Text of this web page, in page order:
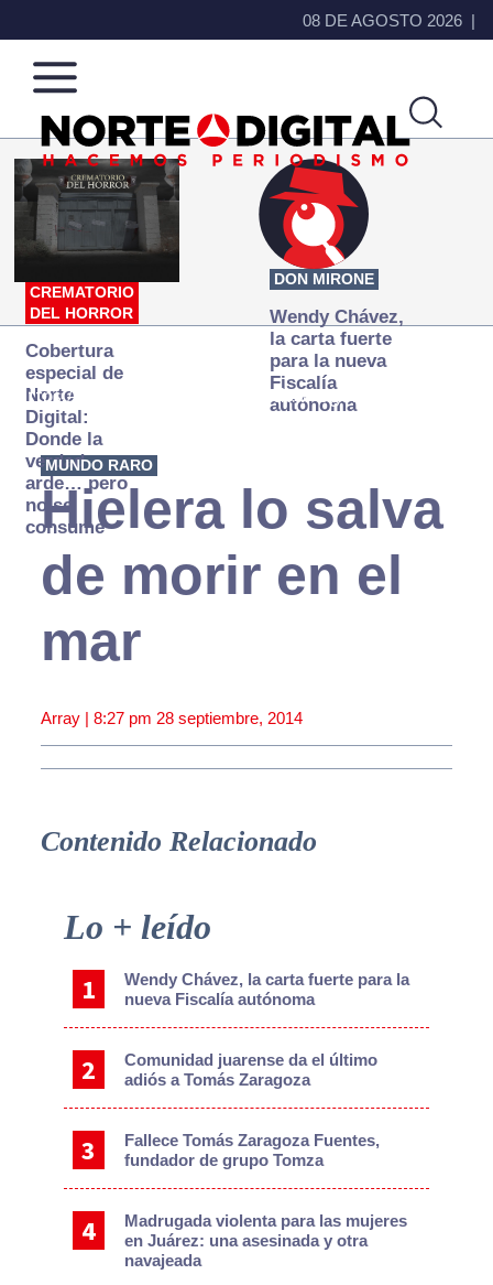
08 DE AGOSTO 2026
Norte
de
Ciudad
Más
que
noticias,
hacemos periodismo
CREMATORIO
DEL HORROR
Cobertura
especial de
Norte
Digital:
Donde la
verdad
arde… pero
no se
consume
DON MIRONE
Wendy Chávez,
la carta fuerte
para la nueva
Fiscalía
autónoma
https://www.youtube.com/watch?v=ogoFl4Ov4wY
MUNDO RARO
Hielera lo salva
de morir en el
mar
Array | 8:27 pm 28 septiembre, 2014
Contenido Relacionado
Primary
Sidebar
Lo + leído
Wendy Chávez, la carta fuerte para la
nueva Fiscalía autónoma
Comunidad juarense da el último
adiós a Tomás Zaragoza
Fallece Tomás Zaragoza Fuentes,
fundador de grupo Tomza
Madrugada violenta para las mujeres
en Juárez: una asesinada y otra
navajeada